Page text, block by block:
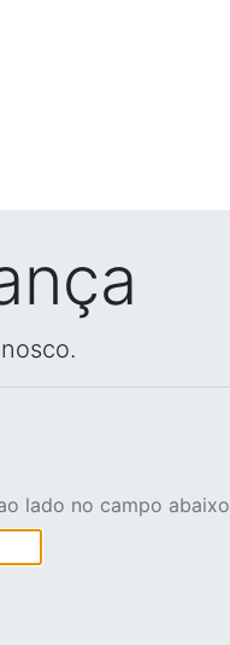
lado no campo abaixo